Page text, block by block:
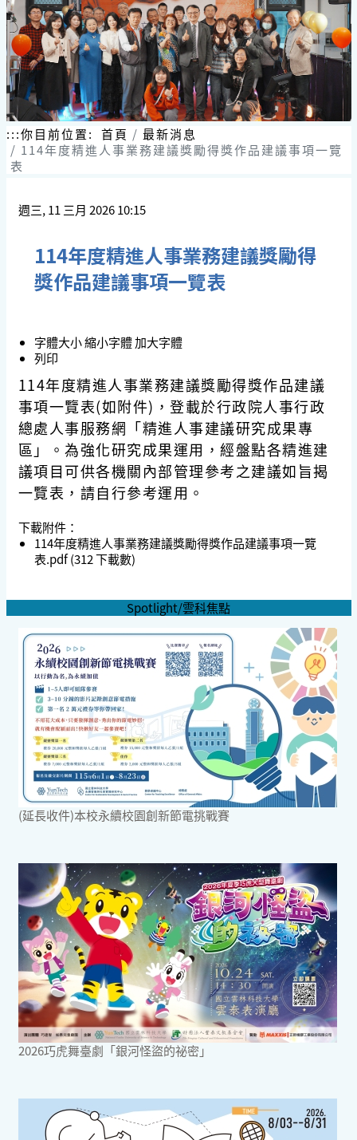
跳
到
主
要
內
容
區
塊
:::你目前位置: 首頁
最新消息
114年度精進人事業務建議獎勵得獎作品建議事項一覽
表
週三, 11 三月 2026 10:15
114年度精進人事業務建議獎勵得
獎作品建議事項一覽表
字體大小縮小字體加大字體
列印
114年度精進人事業務建議獎勵得獎作品建議
事項一覽表(如附件)，登載於行政院人事行政
總處人事服務網「精進人事建議研究成果專
區」。為強化研究成果運用，經盤點各精進建
議項目可供各機關內部管理參考之建議如旨揭
一覽表，請自行參考運用。
下載附件：
114年度精進人事業務建議獎勵得獎作品建議事項一覽
表.pdf (312 下載數)
Spotlight/雲科焦點
(延長收件)本校永續校園創新節電挑戰賽
2026巧虎舞臺劇「銀河怪盜的祕密」